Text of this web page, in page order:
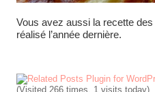
Vous avez aussi la recette des
réalisé l’année dernière.
(Visited 266 times, 1 visits today)